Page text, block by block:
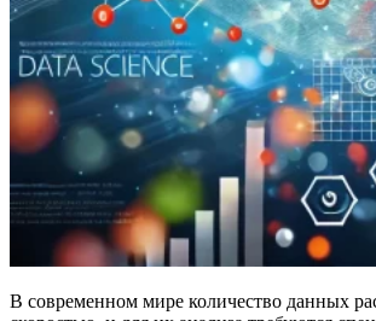
В современном мире количество данных